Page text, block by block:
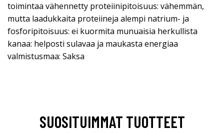
toimintaa vähennetty proteiinipitoisuus: vähemmän,
mutta laadukkaita proteiineja alempi natrium- ja
fosforipitoisuus: ei kuormita munuaisia herkullista
kanaa: helposti sulavaa ja maukasta energiaa
valmistusmaa: Saksa
SUOSITUIMMAT TUOTTEET